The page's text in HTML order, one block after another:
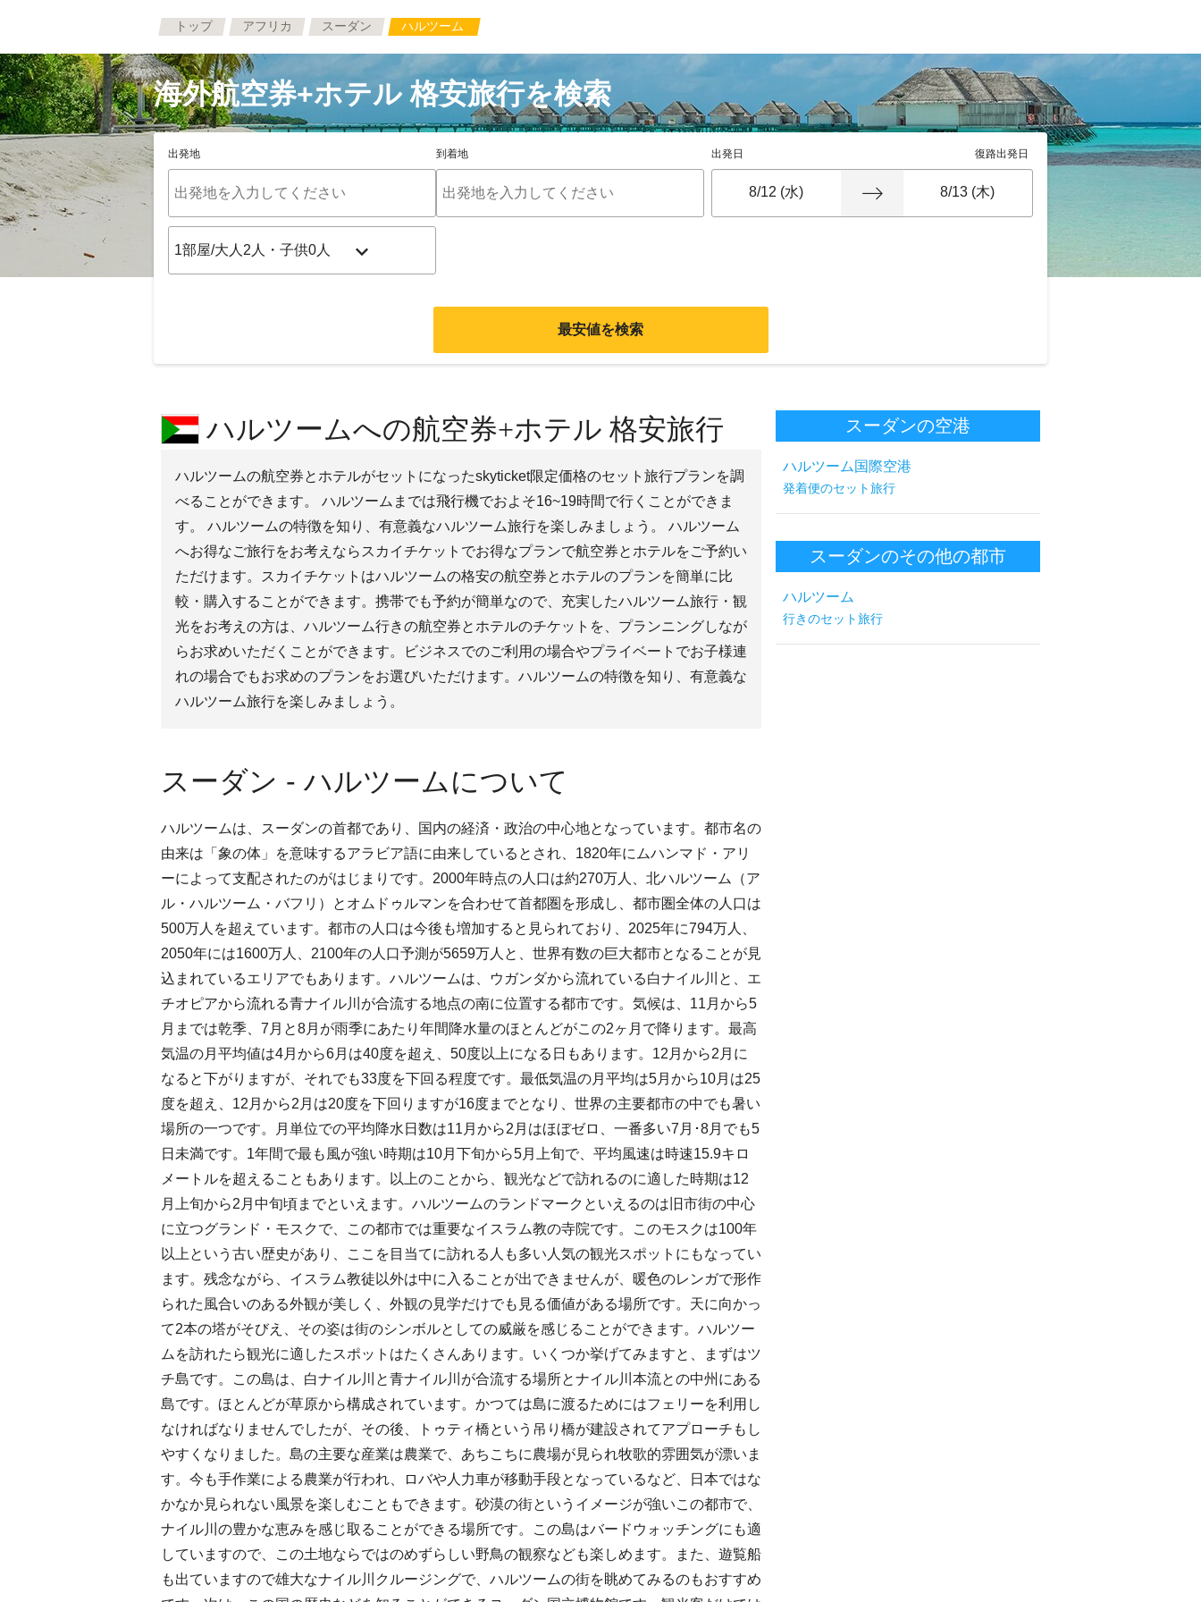
トップ アフリカ スーダン ハルツーム
海外航空券+ホテル 格安旅行を検索
出発地 到着地 出発日 復路出発日
最安値を検索
ハルツームへの航空券+ホテル 格安旅行
ハルツームの航空券とホテルがセットになったskyticket限定価格のセット旅行プランを調
べることができます。 ハルツームまでは飛行機でおよそ16~19時間で行くことができま
す。 ハルツームの特徴を知り、有意義なハルツーム旅行を楽しみましょう。 ハルツーム
へお得なご旅行をお考えならスカイチケットでお得なプランで航空券とホテルをご予約い
ただけます。スカイチケットはハルツームの格安の航空券とホテルのプランを簡単に比
較・購入することができます。携帯でも予約が簡単なので、充実したハルツーム旅行・観
光をお考えの方は、ハルツーム行きの航空券とホテルのチケットを、プランニングしなが
らお求めいただくことができます。ビジネスでのご利用の場合やプライベートでお子様連
れの場合でもお求めのプランをお選びいただけます。ハルツームの特徴を知り、有意義な
ハルツーム旅行を楽しみましょう。
スーダン - ハルツームについて
ハルツームは、スーダンの首都であり、国内の経済・政治の中心地となっています。都市名の
由来は「象の体」を意味するアラビア語に由来しているとされ、1820年にムハンマド・アリ
ーによって支配されたのがはじまりです。2000年時点の人口は約270万人、北ハルツーム（ア
ル・ハルツーム・バフリ）とオムドゥルマンを合わせて首都圏を形成し、都市圏全体の人口は
500万人を超えています。都市の人口は今後も増加すると見られており、2025年に794万人、
2050年には1600万人、2100年の人口予測が5659万人と、世界有数の巨大都市となることが見
込まれているエリアでもあります。ハルツームは、ウガンダから流れている白ナイル川と、エ
チオピアから流れる青ナイル川が合流する地点の南に位置する都市です。気候は、11月から5
月までは乾季、7月と8月が雨季にあたり年間降水量のほとんどがこの2ヶ月で降ります。最高
気温の月平均値は4月から6月は40度を超え、50度以上になる日もあります。12月から2月に
なると下がりますが、それでも33度を下回る程度です。最低気温の月平均は5月から10月は25
度を超え、12月から2月は20度を下回りますが16度までとなり、世界の主要都市の中でも暑い
場所の一つです。月単位での平均降水日数は11月から2月はほぼゼロ、一番多い7月･8月でも5
日未満です。1年間で最も風が強い時期は10月下旬から5月上旬で、平均風速は時速15.9キロ
メートルを超えることもあります。以上のことから、観光などで訪れるのに適した時期は12
月上旬から2月中旬頃までといえます。ハルツームのランドマークといえるのは旧市街の中心
に立つグランド・モスクで、この都市では重要なイスラム教の寺院です。このモスクは100年
以上という古い歴史があり、ここを目当てに訪れる人も多い人気の観光スポットにもなってい
ます。残念ながら、イスラム教徒以外は中に入ることが出できませんが、暖色のレンガで形作
られた風合いのある外観が美しく、外観の見学だけでも見る価値がある場所です。天に向かっ
て2本の塔がそびえ、その姿は街のシンボルとしての威厳を感じることができます。ハルツー
ムを訪れたら観光に適したスポットはたくさんあります。いくつか挙げてみますと、まずはツ
チ島です。この島は、白ナイル川と青ナイル川が合流する場所とナイル川本流との中州にある
島です。ほとんどが草原から構成されています。かつては島に渡るためにはフェリーを利用し
なければなりませんでしたが、その後、トゥティ橋という吊り橋が建設されてアプローチもし
やすくなりました。島の主要な産業は農業で、あちこちに農場が見られ牧歌的雰囲気が漂いま
す。今も手作業による農業が行われ、ロバや人力車が移動手段となっているなど、日本ではな
かなか見られない風景を楽しむこともできます。砂漠の街というイメージが強いこの都市で、
ナイル川の豊かな恵みを感じ取ることができる場所です。この島はバードウォッチングにも適
していますので、この土地ならではのめずらしい野鳥の観察なども楽しめます。また、遊覧船
も出ていますので雄大なナイル川クルージングで、ハルツームの街を眺めてみるのもおすすめ
スーダンの空港
ハルツーム国際空港
発着便のセット旅行
スーダンのその他の都市
ハルツーム
行きのセット旅行